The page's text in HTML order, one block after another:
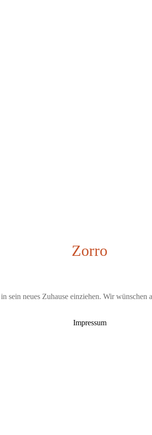
Zorro
sein neues Zuhause einziehen. Wir
Impressum